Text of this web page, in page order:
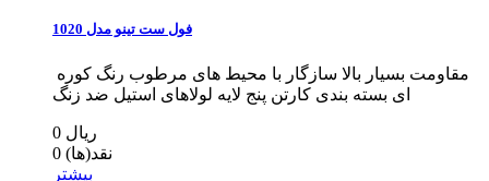
فول ست تینو مدل 1020
ای بسته بندی کارتن پنج لایه لولاهای استیل ضد زنگ
0 ریال
0 نقد(ها)
بیشتر